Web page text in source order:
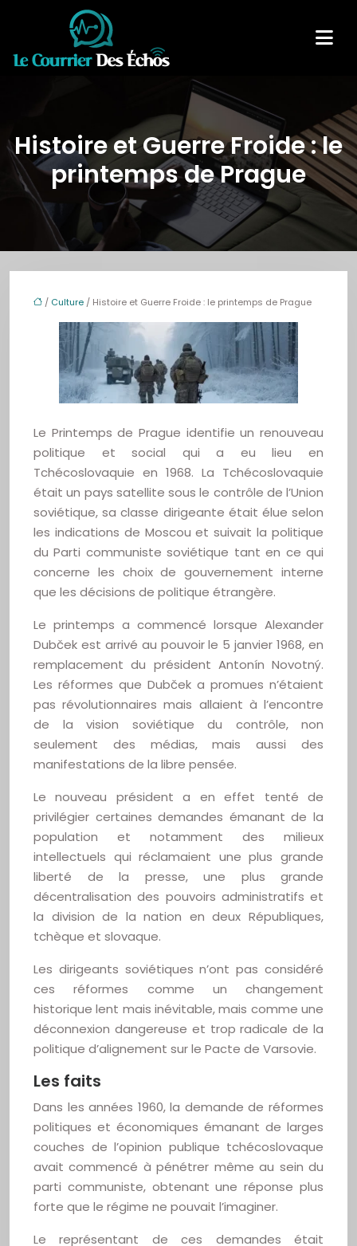
Histoire et Guerre Froide : le
printemps de Prague
/ Culture / Histoire et Guerre Froide : le printemps de Prague
Le Printemps de Prague identifie un renouveau
politique et social qui a eu lieu en
Tchécoslovaquie en 1968. La Tchécoslovaquie
était un pays satellite sous le contrôle de l’Union
soviétique, sa classe dirigeante était élue selon
les indications de Moscou et suivait la politique
du Parti communiste soviétique tant en ce qui
concerne les choix de gouvernement interne
que les décisions de politique étrangère.
Le printemps a commencé lorsque Alexander
Dubček est arrivé au pouvoir le 5 janvier 1968, en
remplacement du président Antonín Novotný.
Les réformes que Dubček a promues n’étaient
pas révolutionnaires mais allaient à l’encontre
de la vision soviétique du contrôle, non
seulement des médias, mais aussi des
manifestations de la libre pensée.
Le nouveau président a en effet tenté de
privilégier certaines demandes émanant de la
population et notamment des milieux
intellectuels qui réclamaient une plus grande
liberté de la presse, une plus grande
décentralisation des pouvoirs administratifs et
la division de la nation en deux Républiques,
tchèque et slovaque.
Les dirigeants soviétiques n’ont pas considéré
ces réformes comme un changement
historique lent mais inévitable, mais comme une
déconnexion dangereuse et trop radicale de la
politique d’alignement sur le Pacte de Varsovie.
Les faits
Dans les années 1960, la demande de réformes
politiques et économiques émanant de larges
couches de l’opinion publique tchécoslovaque
avait commencé à pénétrer même au sein du
parti communiste, obtenant une réponse plus
forte que le régime ne pouvait l’imaginer.
Le représentant de ces demandes était